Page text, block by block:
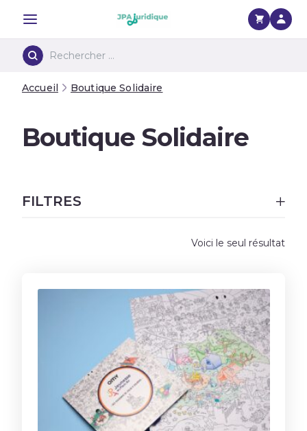
Accueil Boutique Solidaire
Boutique Solidaire
FILTRES
Voici le seul résultat